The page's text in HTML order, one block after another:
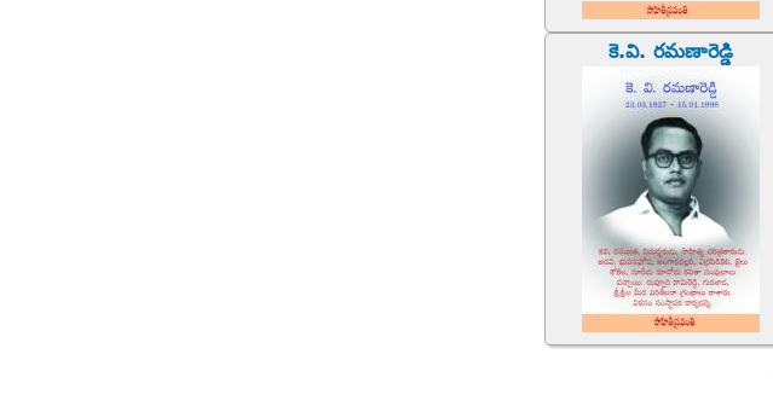
కె.వి. రమణారెడ్డి